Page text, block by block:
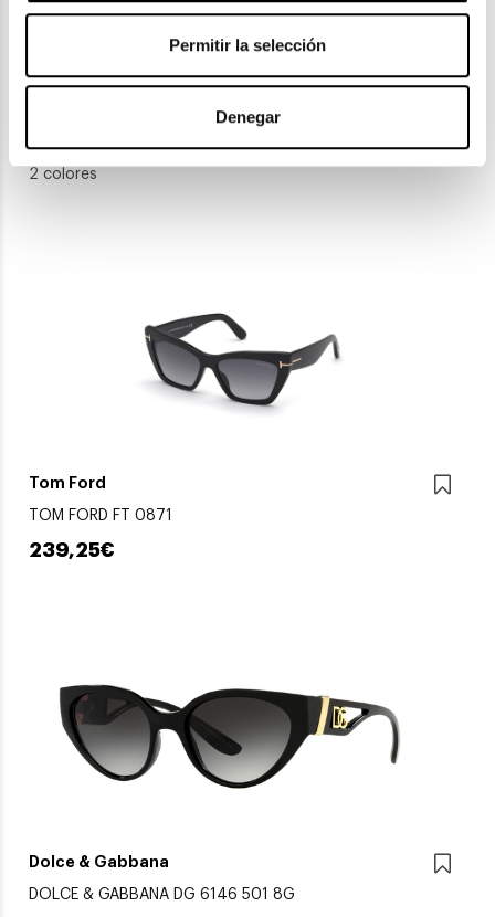
Permitir la selección
Denegar
Carolina Herrera
CAROLINA HERRERA HER 0221G
182,50€
2 colores
Tom Ford
TOM FORD FT 0871
239,25€
Dolce & Gabbana
DOLCE & GABBANA DG 6146 501 8G